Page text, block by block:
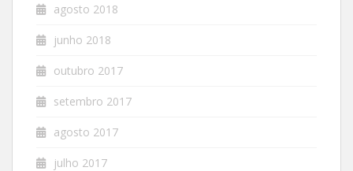
agosto 2018
junho 2018
outubro 2017
setembro 2017
agosto 2017
julho 2017